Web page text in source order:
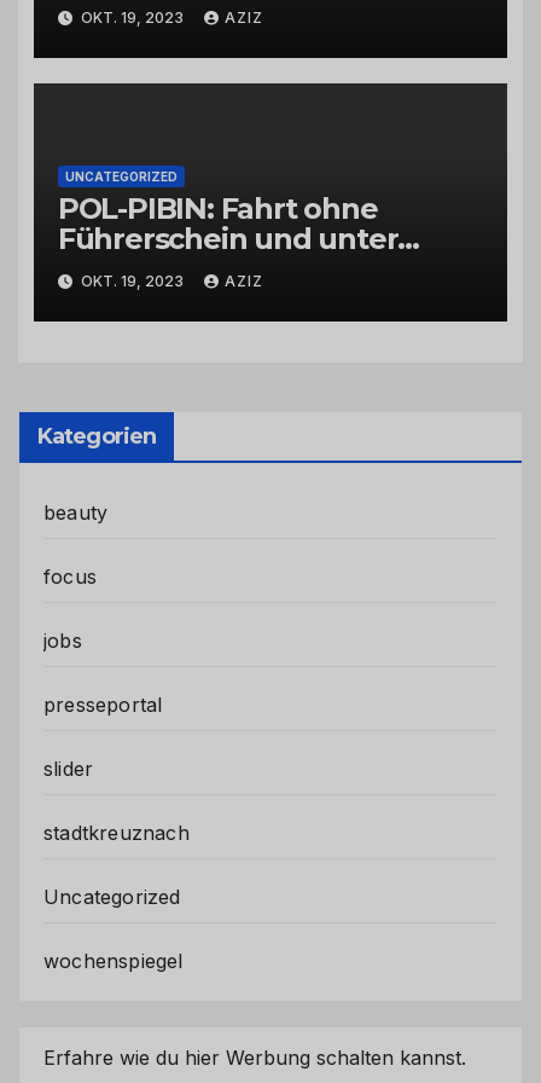
OKT. 19, 2023 AZIZ
UNCATEGORIZED
POL-PIBIN: Fahrt ohne
Führerschein und unter
Einfluss von Drogen
OKT. 19, 2023 AZIZ
Kategorien
beauty
focus
jobs
presseportal
slider
stadtkreuznach
Uncategorized
wochenspiegel
Erfahre wie du hier Werbung schalten kannst.